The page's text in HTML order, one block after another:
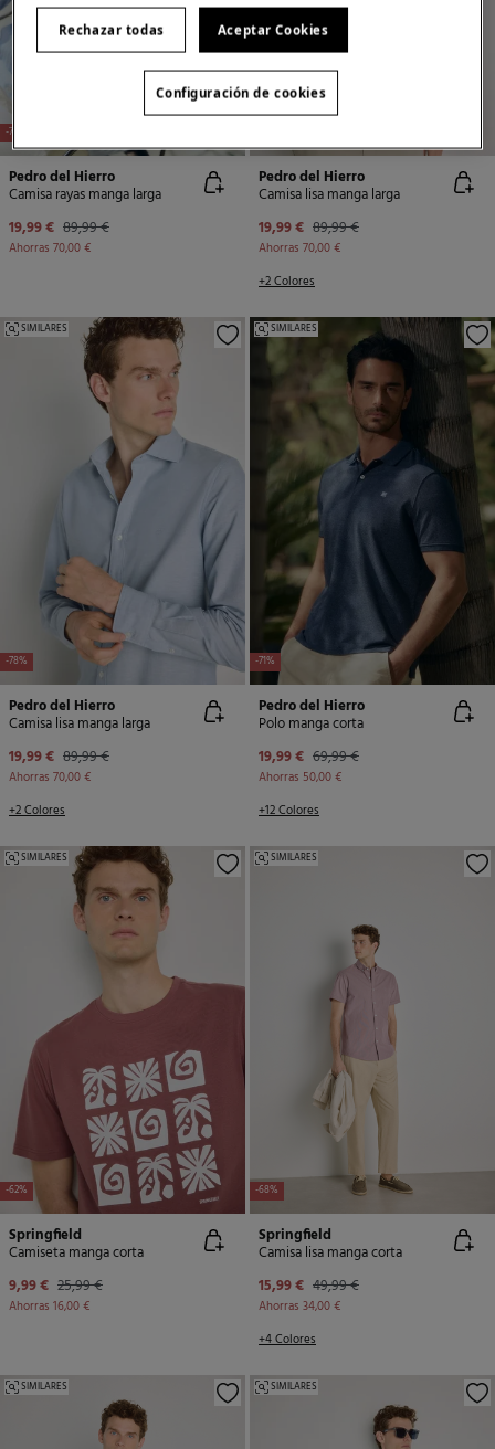
-78%
Pedro del Hierro
Camisa rayas manga larga
19,99 € 89,99 €
Ahorras 70,00 €
Pedro del Hierro
Camisa lisa manga larga
19,99 € 89,99 €
Ahorras 70,00 €
+2 Colores
-78%
SIMILARES
Pedro del Hierro
Camisa lisa manga larga
19,99 € 89,99 €
Ahorras 70,00 €
+2 Colores
-71%
SIMILARES
Pedro del Hierro
Polo manga corta
19,99 € 69,99 €
Ahorras 50,00 €
+12 Colores
-62%
SIMILARES
Springfield
Camiseta manga corta
9,99 € 25,99 €
Ahorras 16,00 €
-68%
SIMILARES
Springfield
Camisa lisa manga corta
15,99 € 49,99 €
Ahorras 34,00 €
+4 Colores
SIMILARES SIMILARES
Rechazar todas Aceptar Cookies
Configuración de cookies